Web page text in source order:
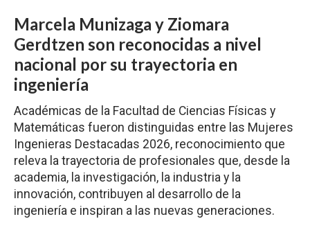
Marcela Munizaga y Ziomara
Gerdtzen son reconocidas a nivel
nacional por su trayectoria en
ingeniería
Académicas de la Facultad de Ciencias Físicas y
Matemáticas fueron distinguidas entre las Mujeres
Ingenieras Destacadas 2026, reconocimiento que
releva la trayectoria de profesionales que, desde la
academia, la investigación, la industria y la
innovación, contribuyen al desarrollo de la
ingeniería e inspiran a las nuevas generaciones.